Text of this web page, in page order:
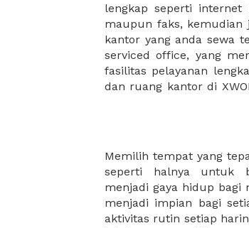
lengkap seperti internet
maupun faks, kemudian
kantor yang anda sewa
serviced office, yang
fasilitas pelayanan
dan ruang kantor di
kantor Anda, karena
sewa, kemudian Anda
kantor Anda,
kantor terbaik Anda,
Memilih tempat yang
seperti halnya untuk
menjadi gaya hidup bagi
menjadi impian bagi
aktivitas rutin setiap
Untungnya, kami
gunakan mulai dari
dengan olahraga apa